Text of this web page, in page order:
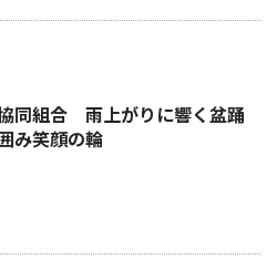
同組合 雨上がりに響く盆踊
み笑顔の輪